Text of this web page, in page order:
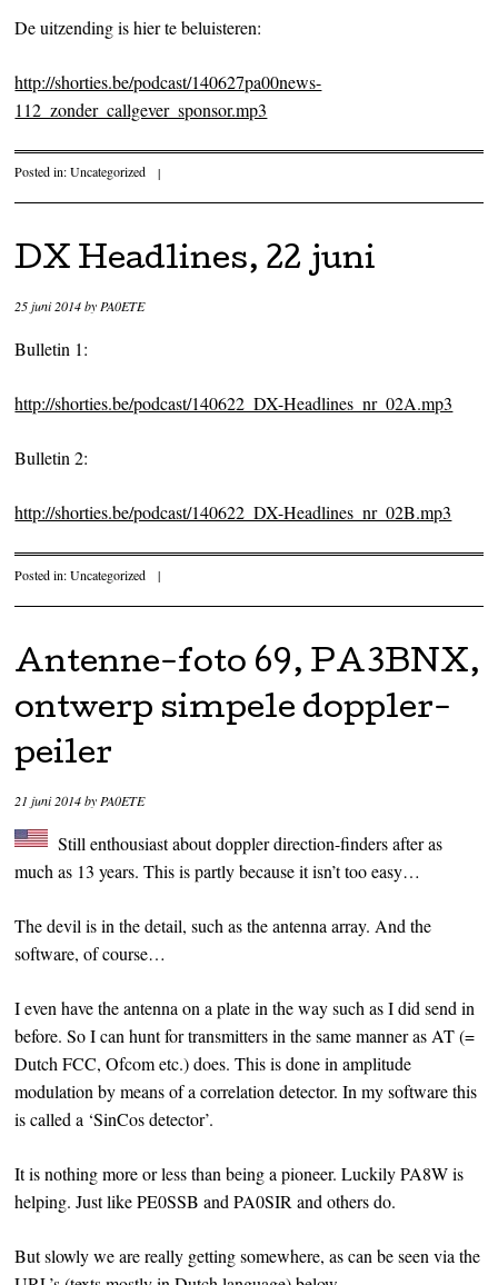
De uitzending is hier te beluisteren:
http://shorties.be/podcast/140627pa00news-
112_zonder_callgever_sponsor.mp3
Posted in:Uncategorized |
DX Headlines, 22 juni
25 juni 2014byPA0ETE
Bulletin 1:
http://shorties.be/podcast/140622_DX-Headlines_nr_02A.mp3
Bulletin 2:
http://shorties.be/podcast/140622_DX-Headlines_nr_02B.mp3
Posted in:Uncategorized |
Antenne-foto 69, PA3BNX,
ontwerp simpele doppler-
peiler
21 juni 2014by PA0ETE
Still enthousiast about doppler direction-finders after as
much as 13 years. This is partly because it isn’t too easy…
The devil is in the detail, such as the antenna array. And the
software, of course…
I even have the antenna on a plate in the way such as I did send in
before. So I can hunt for transmitters in the same manner as AT (=
Dutch FCC, Ofcom etc.) does. This is done in amplitude
modulation by means of a correlation detector. In my software this
is called a ‘SinCos detector’.
It is nothing more or less than being a pioneer. Luckily PA8W is
helping. Just like PE0SSB and PA0SIR and others do.
But slowly we are really getting somewhere, as can be seen via the